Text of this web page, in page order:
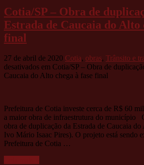
Cotia/SP – Obra de
Estrada de Caucaia do Alto
final
27 de abril de 2020 Cotia, obras, Trânsito e
desativados em Cotia/SP – Obra de
Caucaia do Alto chega à fase final
Prefeitura de Cotia investe cerca de R$ 60
a maior obra de infraestrutura do município
obra de duplicação da Estrada de Caucaia
Ivo Mário Isaac Pires). O projeto está sendo
Prefeitura de Cotia …